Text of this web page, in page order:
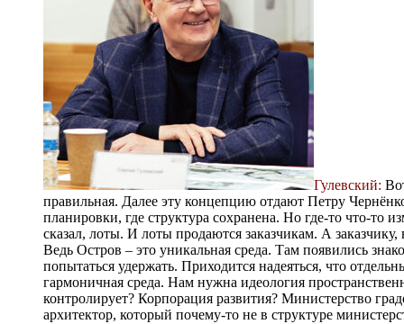
Гулевский:
правильная. Далее эту концепцию отдают Петру
планировки, где структура сохранена. Но где-то что-то
сказал, лоты. И лоты продаются заказчикам. А
Ведь Остров – это уникальная среда. Там появились
попытаться удержать. Приходится надеяться, что
гармоничная среда. Нам нужна идеология
контролирует? Корпорация развития? Министерство
архитектор, который почему-то не в структуре